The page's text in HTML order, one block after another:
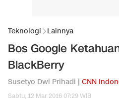
Teknologi Lainnya
Bos Google
BlackBerry
Susetyo Dwi Prihadi | CNN
Sabtu, 12 Mar 2016 07:29 WIB